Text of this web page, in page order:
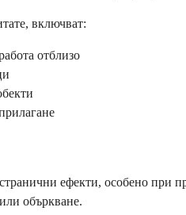
включват:
отблизо
ефекти, особено при
объркване.